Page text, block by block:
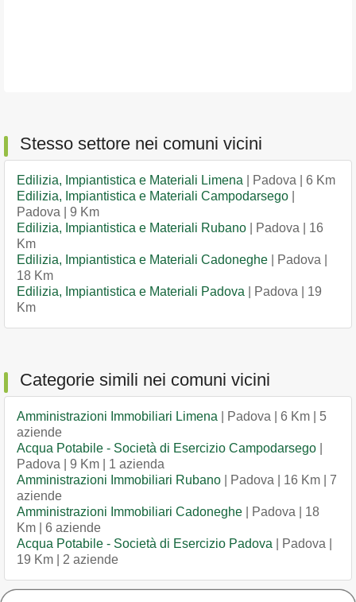
Stesso settore nei comuni vicini
Edilizia, Impiantistica e Materiali Limena | Padova | 6 Km
Edilizia, Impiantistica e Materiali Campodarsego
Padova | 9 Km
Edilizia, Impiantistica e Materiali Rubano | Padova | 16
Km
Edilizia, Impiantistica e Materiali Cadoneghe | Padova |
18 Km
Edilizia, Impiantistica e Materiali Padova | Padova | 19
Km
Categorie simili nei comuni vicini
Amministrazioni Immobiliari Limena | Padova | 6 Km | 5
aziende
Acqua Potabile - Società di Esercizio Campodarsego
Padova | 9 Km | 1 azienda
Amministrazioni Immobiliari Rubano | Padova | 16 Km | 7
aziende
Amministrazioni Immobiliari Cadoneghe | Padova | 18
Km | 6 aziende
Acqua Potabile - Società di Esercizio Padova | Padova |
19 Km | 2 aziende